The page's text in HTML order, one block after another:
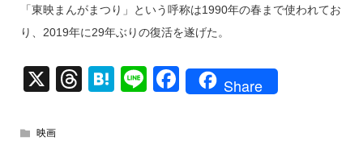
「東映まんがまつり」という呼称は1990年の春まで使われてお
り、2019年に29年ぶりの復活を遂げた。
X
T
H
Li
F
Share
映画